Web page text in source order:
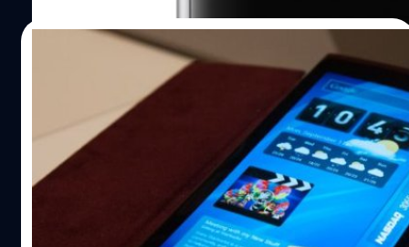
10/08/2014
รอตัวจริง! ซัมซุงเผยโปรเจ็กต์มือถือ 3 จอพับ
ได้กำลังอยู่ระหว่างการผลิต
มีรายงานเปิดเผยว่าซัมซุงได้เริ่มผลิตมือถือสามจอที่สามารถ
พับได้แล้ว และยังอยู่ในขั้นกระบวนการทดลอง. Having
shown off prototypes of smartphones where the display
wraps around the edges more than 18 months ago,
Samsung is now said to be entering trial production of
| 4381 days ago